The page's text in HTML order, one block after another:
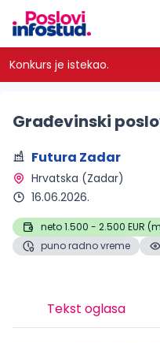
Konkurs je istekao.
Građevinski
Futura Zadar
Hrvatska (Zadar)
16.06.2026.
neto 1.500 - 2.500 EUR
puno radno vreme
Tekst oglasa